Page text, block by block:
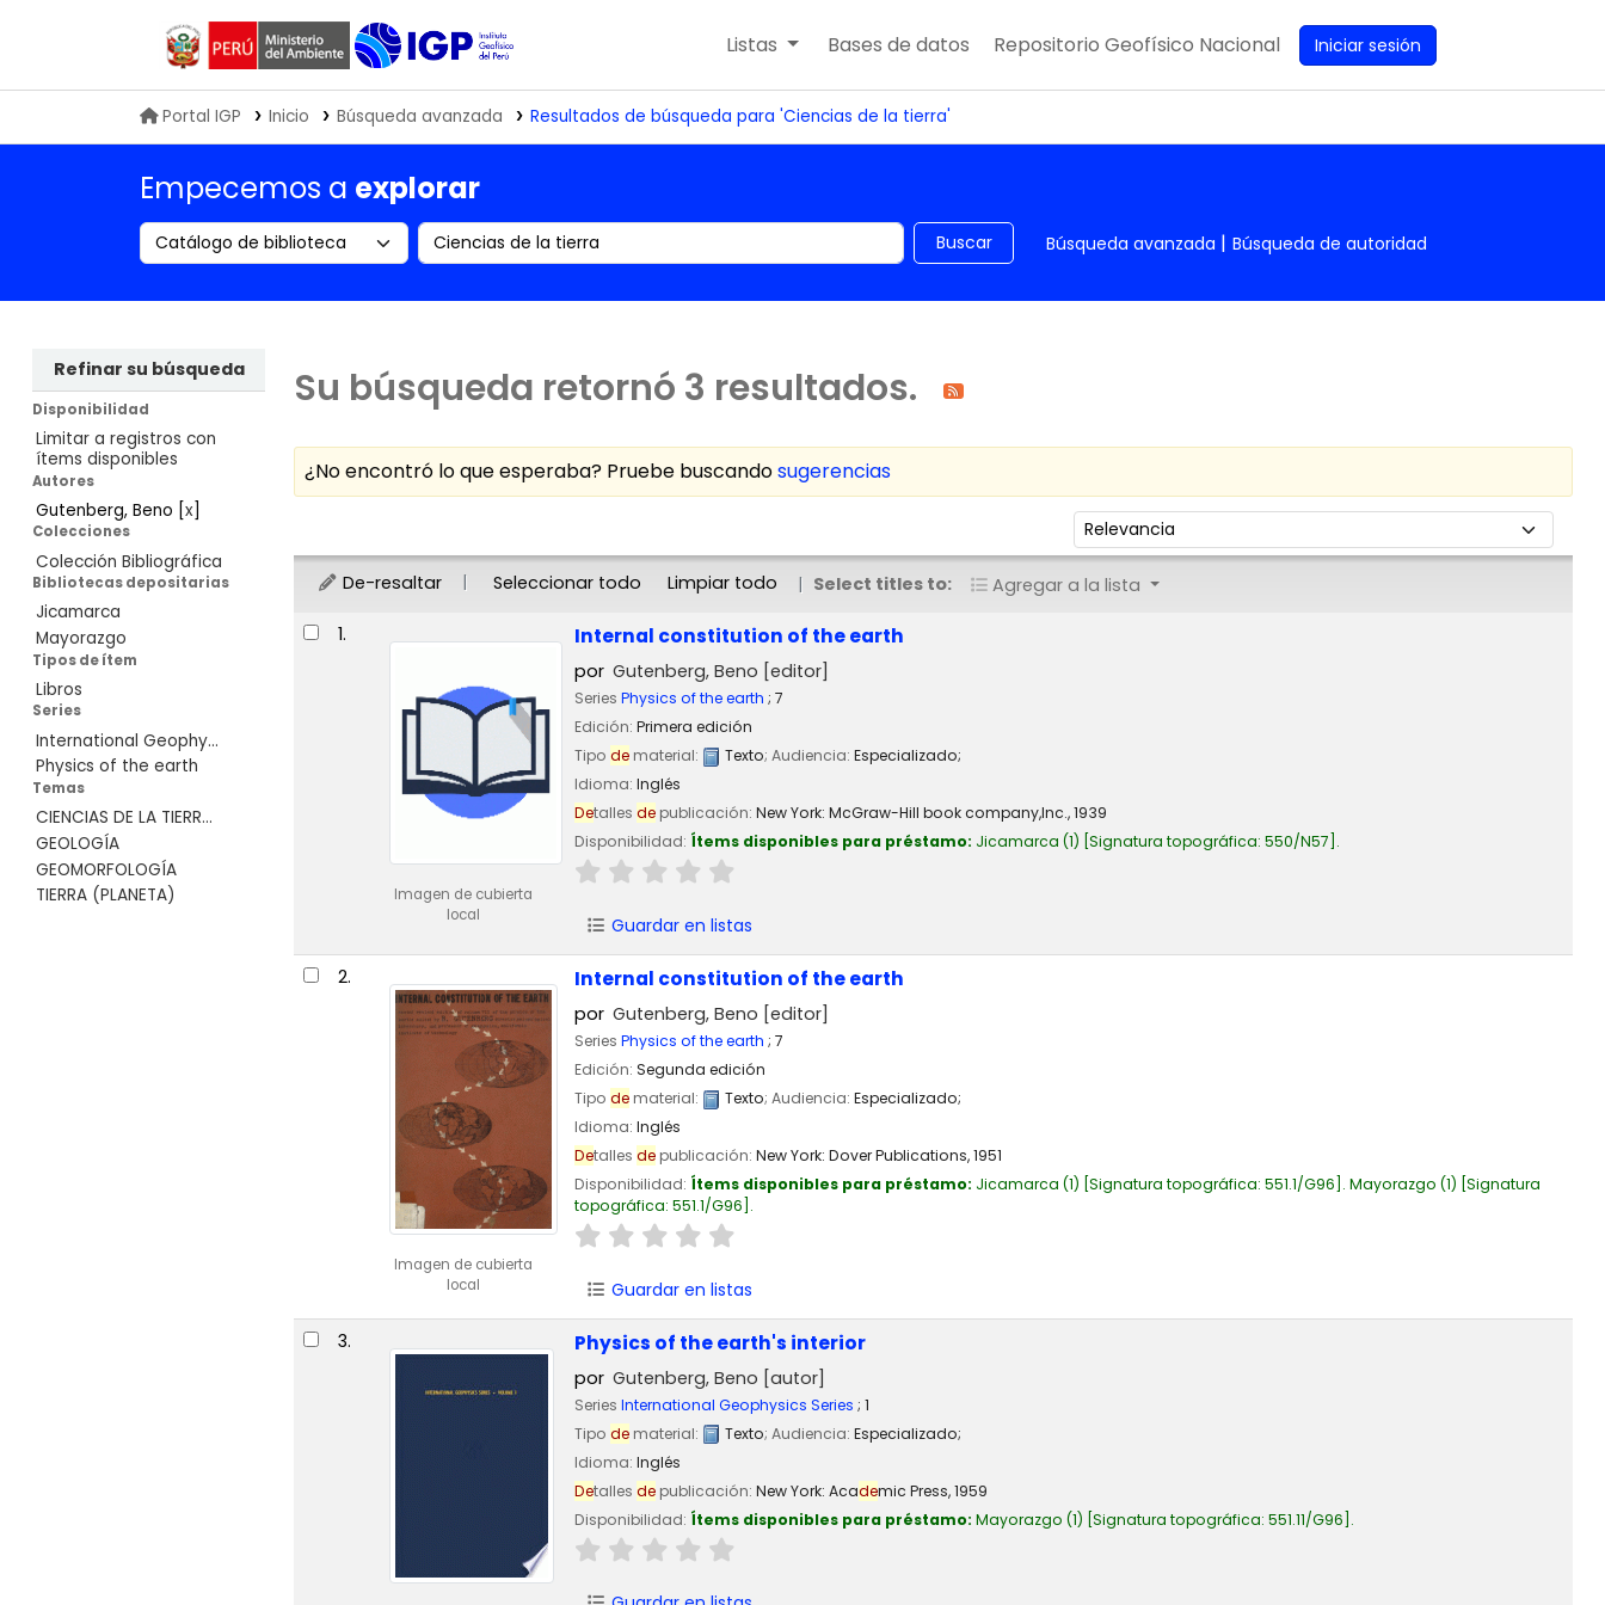
Biblioteca IGP
Listas Bases de datos Repositorio Geofísico Nacional Iniciar sesión
Portal IGP Inicio Búsqueda avanzada Resultados de búsqueda para 'Ciencias de la tierra'
Empecemos a explorar
Search the catalog by: Buscar en el catálogo por palabra clave Buscar Búsqueda avanzada Búsqueda de autoridad
Refinar su búsqueda
Disponibilidad
Limitar a registros con
ítems disponibles
Autores
Gutenberg, Beno [x]
Colecciones
Colección Bibliográfica
Bibliotecas depositarias
Jicamarca
Mayorazgo
Tipos de ítem
Libros
Series
International Geophy...
Physics of the earth
Temas
CIENCIAS DE LA TIERR...
GEOLOGÍA
GEOMORFOLOGÍA
TIERRA (PLANETA)
Su búsqueda retornó 3 resultados.
¿No encontró lo que esperaba? Pruebe buscandosugerencias
Ordenar por:
De-resaltar Seleccionar todo Limpiar todo Select titles to: Agregar a la lista
Resultados
1.
Imagen de cubierta
local
Internal constitution of the earth
por Gutenberg, Beno [editor]
Series Physics of the earth ; 7
Edición: Primera edición
Tipo de material: Texto; Audiencia: Especializado;
Idioma: Inglés
Detalles de publicación: New York: McGraw-Hill book company,Inc.,1939
Disponibilidad: Ítems disponibles para préstamo: Jicamarca (1) Signatura topográfica: 550/N57 .
Guardar en listas
2.
Imagen de cubierta
local
Internal constitution of the earth
por Gutenberg, Beno [editor]
Series Physics of the earth ; 7
Edición: Segunda edición
Tipo dematerial: Texto; Audiencia: Especializado;
Idioma: Inglés
Detalles depublicación: New York: Dover Publications,1951
Disponibilidad: Ítems disponibles para préstamo: Jicamarca (1) Signatura topográfica: 551.1/G96 . Mayorazgo (1) Signatura
topográfica: 551.1/G96 .
Guardar en listas
3. Physics of the earth's interior
por Gutenberg, Beno [autor]
Series International Geophysics Series ; 1
Tipo de material: Texto; Audiencia: Especializado;
Idioma: Inglés
Detalles de publicación: New York: Academic Press,1959
Disponibilidad: Ítems disponibles para préstamo: Mayorazgo (1) Signatura topográfica: 551.11/G96 .